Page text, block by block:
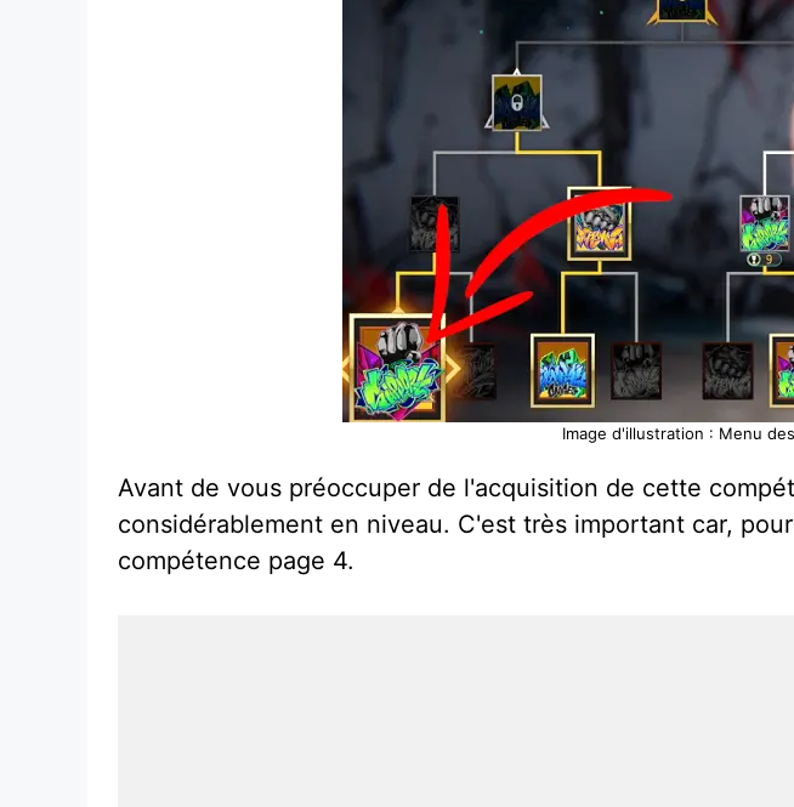
Image d'illustration : Menu
Avant de vous préoccuper de l'acquisition de cette
considérablement en niveau. C'est très important car,
compétence page 4.